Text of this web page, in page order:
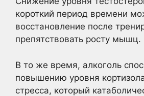
короткий период времени
восстановление после
препятствовать росту мышц.
В то же время, алкоголь
повышению уровня
стресса, который